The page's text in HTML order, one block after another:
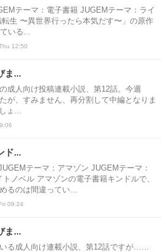
テーマ：電子書籍 JUGEMテーマ：ライ
転生 〜異世界行ったら本気だす〜」の原作
いる...
12:50
ま...
成人向け投稿連載小説、第12話。今週
、すみません、再分割して中編となりま
ょ...
ド...
テーマ：アマゾン JUGEMテーマ：
ノベル アマゾンの電子書籍キンドルで、
るのは間違ってい...
09:24
ま...
る成人向け連載小説、第12話ですが……